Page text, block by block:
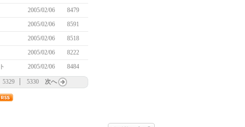
2005/02/06
8479
2005/02/06
8591
2005/02/06
8518
2005/02/06
8222
2005/02/06 8484
5329 5330 次へ